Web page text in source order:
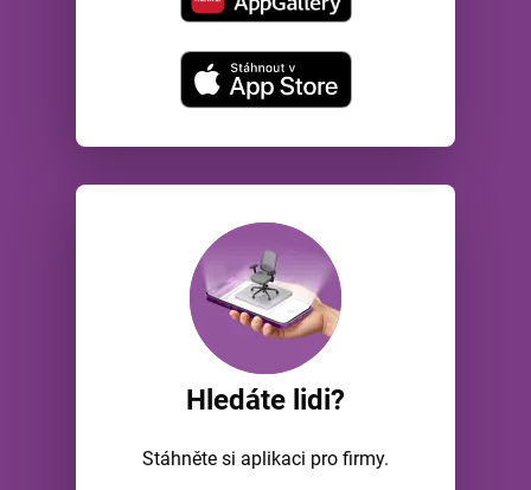
Hledáte lidi?
Stáhněte si aplikaci pro firmy.